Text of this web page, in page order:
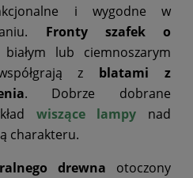
i wygodne w
Fronty szafek o
lub ciemnoszarym
z blatami z
. Dobrze dobrane
wiszące lampy nad
charakteru.
drewna otoczony